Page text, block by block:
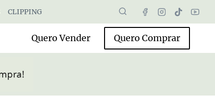
CLIPPING
Quero Vender Quero Comprar